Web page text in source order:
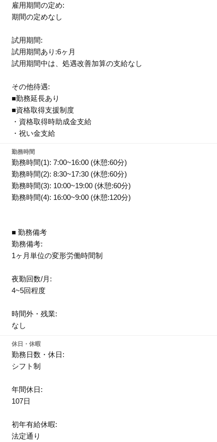
雇用期間の定め:
期間の定めなし
試用期間:
試用期間あり:6ヶ月
試用期間中は、処遇改善加算の支給なし
その他待遇:
■勤務延長あり
■資格取得支援制度
・資格取得時助成金支給
・祝い金支給
勤務時間
勤務時間(1): 7:00~16:00 (休憩:60分)
勤務時間(2): 8:30~17:30 (休憩:60分)
勤務時間(3): 10:00~19:00 (休憩:60分)
勤務時間(4): 16:00~9:00 (休憩:120分)
■ 勤務備考
勤務備考:
1ヶ月単位の変形労働時間制
夜勤回数/月:
4~5回程度
時間外・残業:
なし
休日・休暇
勤務日数・休日:
シフト制
年間休日:
107日
初年有給休暇:
法定通り